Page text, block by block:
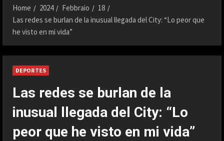
Home 2024 Febbraio
18
Las redes se burlan de la inusual llegada del City: “Lo peor que
he visto en mi vida”
DEPORTES
Las redes se burlan de la
inusual llegada del City: “Lo
peor que he visto en mi vida”